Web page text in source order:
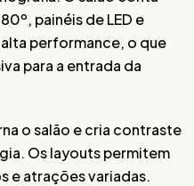
painéis de LED e
performance, o que
para a entrada da
o salão e cria contraste
Os layouts permitem
e atrações variadas.